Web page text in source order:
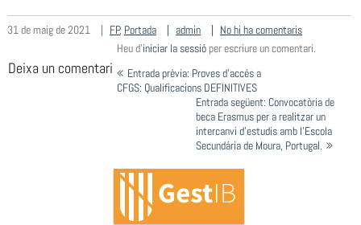
31 de maig de 2021 FP, Portada admin No hi ha comentaris
Deixa un comentari
Heu d'iniciar la sessióper escriure un comentari.
Navegació
Entrada prèvia: Proves d’accés a
CFGS: Qualificacions DEFINITIVES
Entrada següent: Convocatòria de
beca Erasmus per a realitzar un
intercanvi d’estudis amb l’Escola
Secundária de Moura, Portugal.